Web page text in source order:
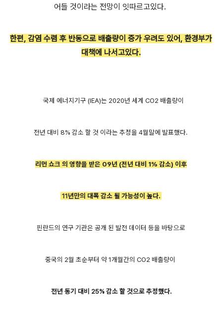
어들 것이라는 전망이 잇따르고있다.
한편, 감염 수렴 후 반동으로 배출량이 증가 우려도 있어, 환경부가
대책에 나서고있다.
국제 에너지기구 (IEA)는 2020년 세계 CO2 배출량이
전년 대비 8% 감소 할 것 이라는 추정을 4월말에 발표했다.
리먼 쇼크 의 영향을 받은 09년 (전년 대비 1% 감소) 이후
11년만의 대폭 감소 될 가능성이 높다.
핀란드의 연구 기관은 공개 된 발전 데이터 등을 바탕으로
중국의 2월 초순부터 약 1개월간의 CO2 배출량이
전년 동기 대비 25% 감소 할 것으로 추정했다.